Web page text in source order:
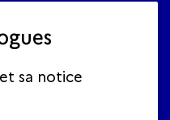
sa notice